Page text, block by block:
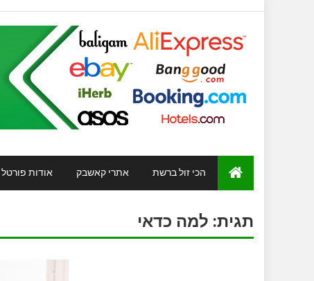
אודות אתרי קאשבק הכי זול ברשת
תגית: למה כדאי